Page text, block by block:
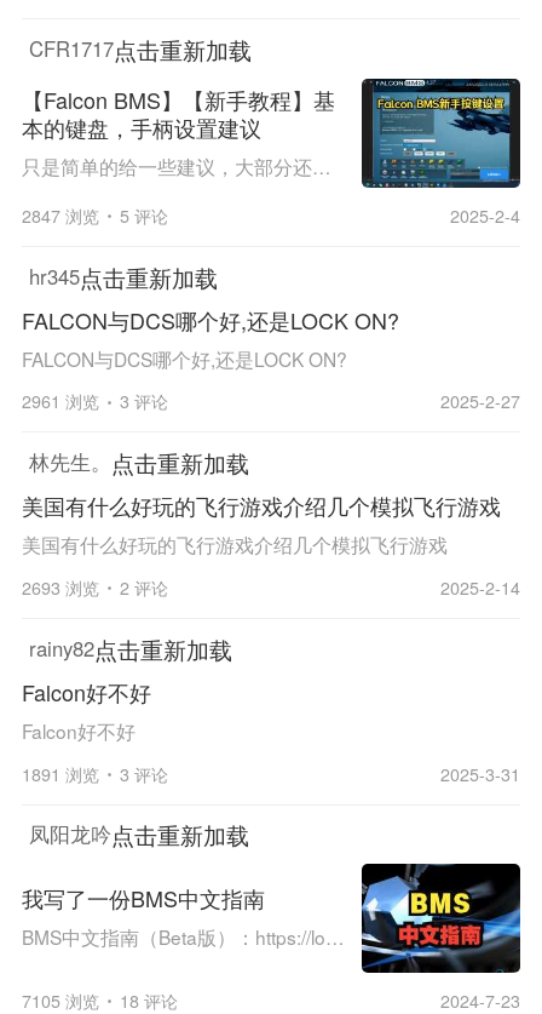
CFR1717点击重新加载
【Falcon BMS】【新手教程】基
本的键盘，手柄设置建议
只是简单的给一些建议，大部分还是需要新手玩家自己去琢磨。
2847 浏览 5 评论 2025-2-4
hr345点击重新加载
FALCON与DCS哪个好,还是LOCK ON?
FALCON与DCS哪个好,还是LOCK ON?
2961 浏览 3 评论 2025-2-27
林先生。 点击重新加载
美国有什么好玩的飞行游戏介绍几个模拟飞行游戏
美国有什么好玩的飞行游戏介绍几个模拟飞行游戏
2693 浏览 2 评论 2025-2-14
rainy82点击重新加载
Falcon好不好
Falcon好不好
1891 浏览 3 评论 2025-3-31
凤阳龙吟点击重新加载
我写了一份BMS中文指南
BMS中文指南（Beta版）：https://lostdeer.xyz/BMS_Manual感谢每一位提供BMS优质资源的玩家。同时欢迎提供更多的BMS优质资源与改进建议。反馈问卷链接：https://www.wjx.cn/vm/tkX2H8e.aspx#
7105 浏览 18 评论 2024-7-23